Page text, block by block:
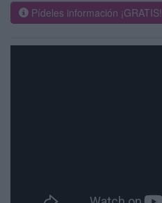
Pídeles información ¡GRATIS!